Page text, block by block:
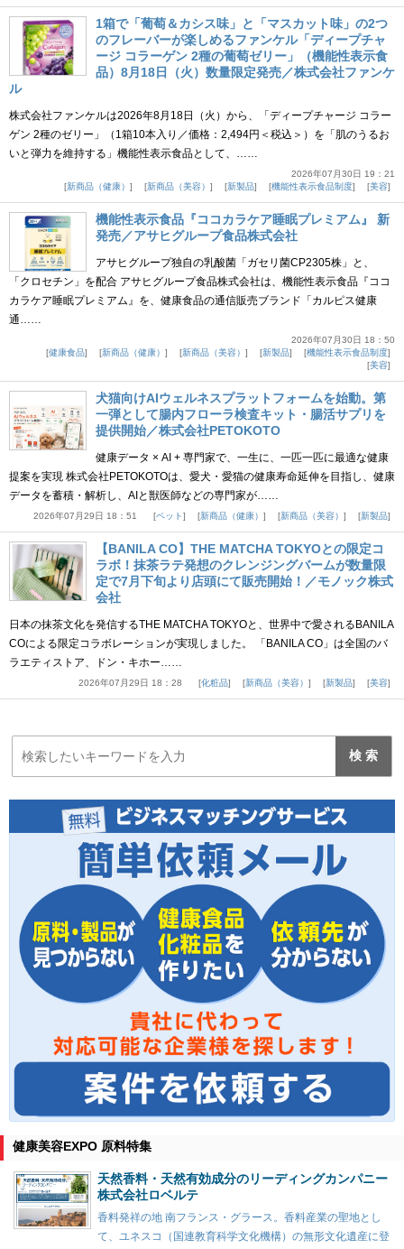
1箱で「葡萄＆カシス味」と「マスカット味」の2つ
のフレーバーが楽しめるファンケル「ディープチャ
ージ コラーゲン 2種の葡萄ゼリー」（機能性表示食
品）8月18日（火）数量限定発売／株式会社ファンケ
ル
株式会社ファンケルは2026年8月18日（火）から、「ディープチャージ コラー
ゲン 2種のゼリー」（1箱10本入り／価格：2,494円＜税込＞）を「肌のうるお
いと弾力を維持する」機能性表示食品として、……
2026年07月30日 19：21
新商品（健康）
新商品（美容） 新製品 機能性表示食品制度 美容
機能性表示食品『ココカラケア睡眠プレミアム』 新
発売／アサヒグループ食品株式会社
アサヒグループ独自の乳酸菌「ガセリ菌CP2305株」と、
「クロセチン」を配合 アサヒグループ食品株式会社は、機能性表示食品『ココ
カラケア睡眠プレミアム』を、健康食品の通信販売ブランド「カルピス健康
通……
2026年07月30日 18：50
健康食品
新商品（健康） 新商品（美容） 新製品
機能性表示食品制度
美容
犬猫向けAIウェルネスプラットフォームを始動。第
一弾として腸内フローラ検査キット・腸活サプリを
提供開始／株式会社PETOKOTO
健康データ × AI + 専門家で、一生に、一匹一匹に最適な健康
提案を実現 株式会社PETOKOTOは、愛犬・愛猫の健康寿命延伸を目指し、健康
データを蓄積・解析し、AIと獣医師などの専門家が……
2026年07月29日 18：51 ペット 新商品（健康） 新商品（美容） 新製品
【BANILA CO】THE MATCHA TOKYOとの限定コ
ラボ！抹茶ラテ発想のクレンジングバームが数量限
定で7月下旬より店頭にて販売開始！／モノック株式
会社
日本の抹茶文化を発信するTHE MATCHA TOKYOと、世界中で愛されるBANILA
COによる限定コラボレーションが実現しました。 「BANILA CO」は全国のバ
ラエティストア、ドン・キホー……
2026年07月29日 18：28 化粧品 新商品（美容） 新製品 美容
健康美容EXPO 原料特集
天然香料・天然有効成分のリーディングカンパニー
株式会社ロベルテ
香料発祥の地 南フランス・グラース。香料産業の聖地とし
て、ユネスコ（国連教育科学文化機構）の無形文化遺産に登